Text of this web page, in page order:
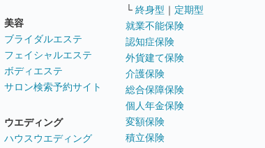
美容
ブライダルエステ
フェイシャルエステ
ボディエステ
サロン検索予約サイト
ウエディング
ハウスウエディング
└ 終身型 ｜ 定期型
就業不能保険
認知症保険
外貨建て保険
介護保険
総合保障保険
個人年金保険
変額保険
積立保険